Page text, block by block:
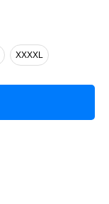
XXXXL